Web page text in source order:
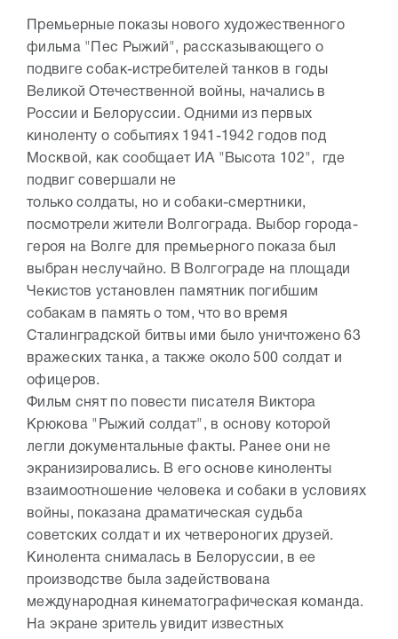
Премьерные показы нового художественного
фильма "Пес Рыжий", рассказывающего о
подвиге собак-истребителей танков в годы
Великой Отечественной войны, начались в
России и Белоруссии. Одними из первых
киноленту о событиях 1941-1942 годов под
Москвой, как сообщает ИА "Высота 102", где
подвиг совершали не
только солдаты, но и собаки-смертники,
посмотрели жители Волгограда. Выбор города-
героя на Волге для премьерного показа был
выбран неслучайно. В Волгограде на площади
Чекистов установлен памятник погибшим
собакам в память о том, что во время
Сталинградской битвы ими было уничтожено 63
вражеских танка, а также около 500 солдат и
офицеров.
Фильм снят по повести писателя Виктора
Крюкова "Рыжий солдат", в основу которой
легли документальные факты. Ранее они не
экранизировались. В его основе киноленты
взаимоотношение человека и собаки в условиях
войны, показана драматическая судьба
советских солдат и их четвероногих друзей.
Кинолента снималась в Белоруссии, в ее
производстве была задействована
международная кинематографическая команда.
На экране зритель увидит известных